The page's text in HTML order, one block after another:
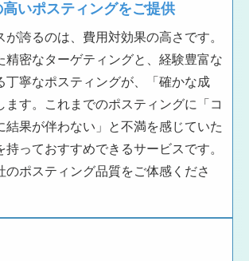
いポスティングをご提供
が誇るのは、費用対効果の高さです。
精密なターゲティングと、経験豊富な
丁寧なポスティングが、「確かな成
ます。これまでのポスティングに「コ
結果が伴わない」と不満を感じていた
持っておすすめできるサービスです。
のポスティング品質をご体感くださ